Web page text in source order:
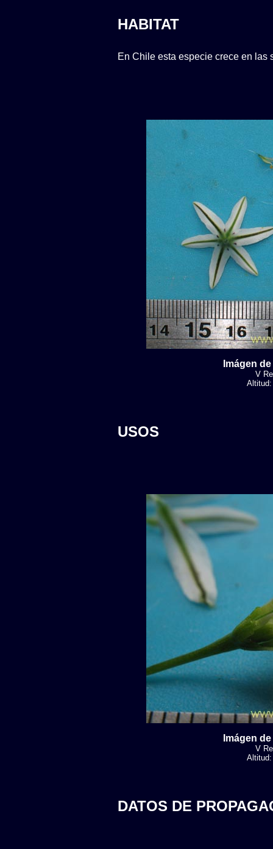
HABITAT
En Chile esta especie crece en
Imágen
V
Altitud:
USOS
Imágen
V
Altitud:
DATOS DE